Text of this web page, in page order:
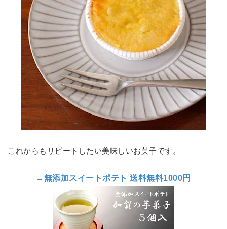
これからもリピートしたい美味しいお菓子です。
→ 無添加スイートポテト 送料無料1000円